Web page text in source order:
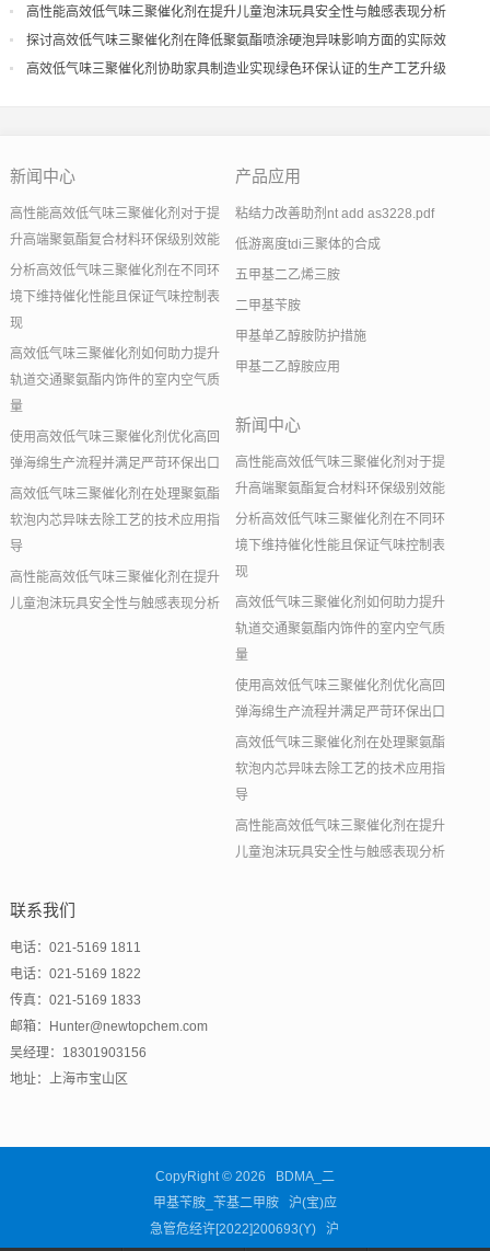
导
高性能高效低气味三聚催化剂在提升儿童泡沫玩具安全性与触感表现分析
探讨高效低气味三聚催化剂在降低聚氨酯喷涂硬泡异味影响方面的实际效
果
高效低气味三聚催化剂协助家具制造业实现绿色环保认证的生产工艺升级
新闻中心
高性能高效低气味三聚催化剂对于提
升高端聚氨酯复合材料环保级别效能
分析高效低气味三聚催化剂在不同环
境下维持催化性能且保证气味控制表
现
高效低气味三聚催化剂如何助力提升
轨道交通聚氨酯内饰件的室内空气质
量
使用高效低气味三聚催化剂优化高回
弹海绵生产流程并满足严苛环保出口
高效低气味三聚催化剂在处理聚氨酯
软泡内芯异味去除工艺的技术应用指
导
高性能高效低气味三聚催化剂在提升
儿童泡沫玩具安全性与触感表现分析
产品应用
粘结力改善助剂nt add as3228.pdf
低游离度tdi三聚体的合成
五甲基二乙烯三胺
二甲基苄胺
甲基单乙醇胺防护措施
甲基二乙醇胺应用
新闻中心
高性能高效低气味三聚催化剂对于提
升高端聚氨酯复合材料环保级别效能
分析高效低气味三聚催化剂在不同环
境下维持催化性能且保证气味控制表
现
高效低气味三聚催化剂如何助力提升
轨道交通聚氨酯内饰件的室内空气质
量
使用高效低气味三聚催化剂优化高回
弹海绵生产流程并满足严苛环保出口
高效低气味三聚催化剂在处理聚氨酯
软泡内芯异味去除工艺的技术应用指
导
高性能高效低气味三聚催化剂在提升
儿童泡沫玩具安全性与触感表现分析
联系我们
电话：021-5169 1811
电话：021-5169 1822
传真：021-5169 1833
邮箱：Hunter@newtopchem.com
吴经理：18301903156
地址：上海市宝山区
CopyRight © 2026 BDMA_二
甲基苄胺_苄基二甲胺 沪(宝)应
急管危经许[2022]200693(Y)沪